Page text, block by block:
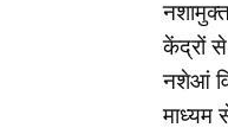
केंद्रों
नशेआं
माध्यम